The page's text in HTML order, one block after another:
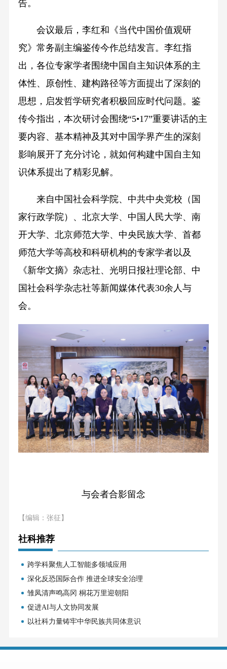
告。
会议最后，李红和《当代中国价值观研
究》常务副主编鉴传今作总结发言。李红指
出，各位专家学者围绕中国自主知识体系的主
体性、原创性、建构路径等方面提出了深刻的
思想，启发哲学研究者积极回应时代问题。鉴
传今指出，本次研讨会围绕“5•17”重要讲话的主
要内容、基本精神及其对中国学界产生的深刻
影响展开了充分讨论，就如何构建中国自主知
识体系提出了精彩见解。
来自中国社会科学院、中共中央党校（国
家行政学院）、北京大学、中国人民大学、南
开大学、北京师范大学、中央民族大学、首都
师范大学等高校和科研机构的专家学者以及
《新华文摘》杂志社、光明日报社理论部、中
国社会科学杂志社等新闻媒体代表30余人与
会。
与会者合影留念
【编辑：张征】
社科推荐
跨学科聚焦人工智能多领域应用
深化反恐国际合作 推进全球安全治理
雏凤清声鸣高冈 桐花万里迎朝阳
促进AI与人文协同发展
以社科力量铸牢中华民族共同体意识